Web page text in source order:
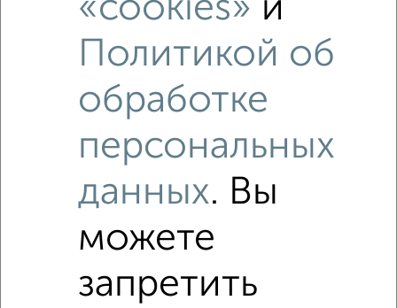
«cookies» и
Политикой об
обработке
персональных
данных. Вы
можете
запретить